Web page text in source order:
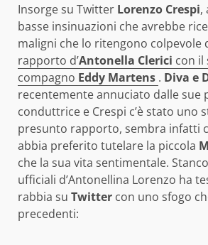
Insorge su Twitter Lorenzo Crespi,
basse insinuazioni che avrebbe
maligni che lo ritengono colpevole
rapporto d’Antonella Clerici con il
compagno Eddy Martens . Diva e
recentemente annuciato dalle sue
conduttrice e Crespi c’è stato uno
presunto rapporto, sembra infatti
abbia preferito tutelare la piccola
che la sua vita sentimentale.
ufficiali d’Antonellina Lorenzo ha
rabbia su Twitter con uno sfogo
precedenti: